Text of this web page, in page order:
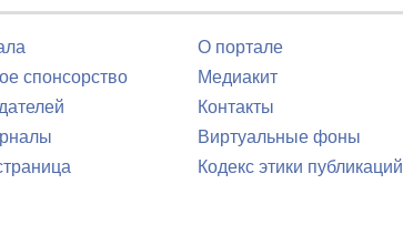
спонсорство
О портале
Медиакит
Контакты
Виртуальные фоны
Кодекс этики публикаций